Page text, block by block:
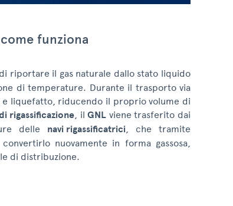
funziona
riportare il gas naturale dallo stato liquido
di temperature. Durante il trasporto via
e liquefatto, riducendo il proprio volume di
rigassificazione , ilGNL viene trasferito dai
delle navi rigassificatrici, che tramite
nuovamente in forma gassosa,
di distribuzione.